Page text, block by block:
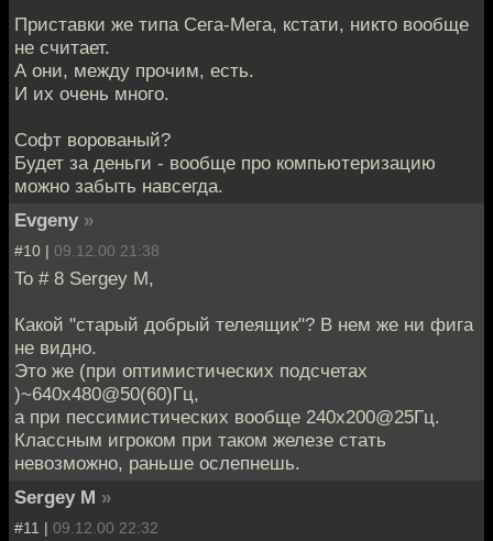
Приставки же типа Сега-Мега, кстати, никто вообще
не считает.
А они, между прочим, есть.
И их очень много.
Софт ворованый?
Будет за деньги - вообще про компьютеризацию
можно забыть навсегда.
Evgeny »
#10 | 09.12.00 21:38
To # 8 Sergey M,
Какой "старый добрый телеящик"? В нем же ни фига
не видно.
Это же (при оптимистических подсчетах
)~640x480@50(60)Гц,
а при пессимистических вообще 240х200@25Гц.
Классным игроком при таком железе стать
невозможно, раньше ослепнешь.
Sergey M »
#11 | 09.12.00 22:32